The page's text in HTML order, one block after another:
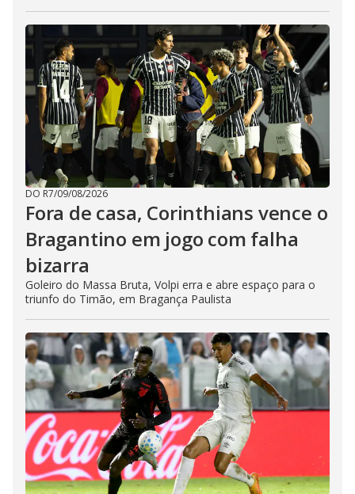
DO R7/09/08/2026
Fora de casa, Corinthians vence o
Bragantino em jogo com falha
bizarra
Goleiro do Massa Bruta, Volpi erra e abre espaço para o
triunfo do Timão, em Bragança Paulista